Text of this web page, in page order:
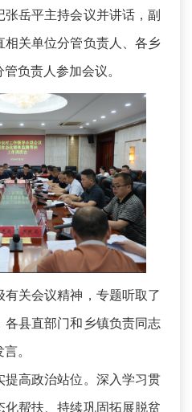
岳平主持会议并讲话，副
关单位分管负责人、各乡
负责人参加会议。
关会议精神，专题听取了
县直部门和乡镇负责同志
。
高政治站位。深入学习贯
帮扶、持续巩固拓展脱贫